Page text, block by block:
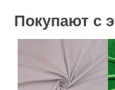
Покупают с